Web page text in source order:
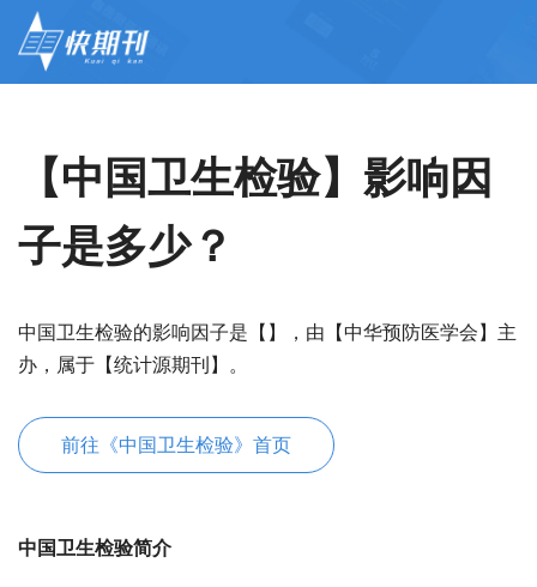
【中国卫生检验】影响因
子是多少？
中国卫生检验的影响因子是【】，由【中华预防医学会】主
办，属于【统计源期刊】。
前往《中国卫生检验》首页
中国卫生检验简介